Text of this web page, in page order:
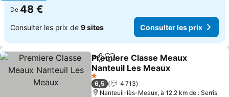
De 48 €
Consulter les prix de 9 sites Consulter les prix
PartagerAjouter à mes favoris
Premiere Classe Meaux
Nanteuil Les Meaux
Consulter les prix
1 Étoiles
6,5
4 713
Nanteuil-lès-Meaux, à 12.2 km de : Serris